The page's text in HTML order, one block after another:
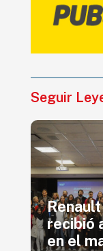
Seguir
recibió
en el